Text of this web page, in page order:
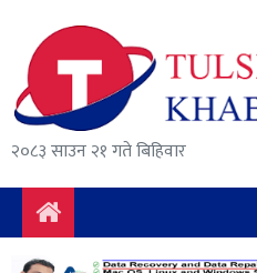
२०८३ साउन २१ गते बिहिवार
समाचार
राजनीति
सुरक्षा/
अपराध
दुर्घटना